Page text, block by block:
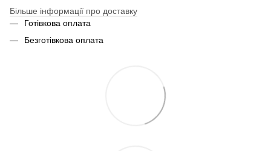
Більше інформації про доставку
Готівкова оплата
Безготівкова оплата